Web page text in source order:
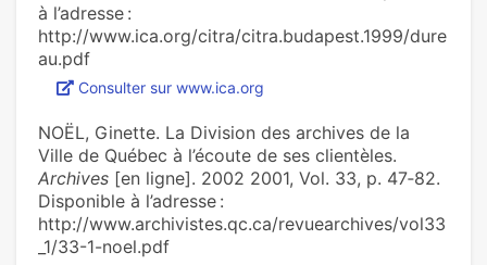
à l’adresse :
http://www.ica.org/citra/citra.budapest.1999/dure
au.pdf
Consulter sur www.ica.org
NOËL, Ginette. La Division des archives de la
Ville de Québec à l’écoute de ses clientèles.
Archives [en ligne]. 2002 2001, Vol. 33, p. 47‑82.
Disponible à l’adresse :
http://www.archivistes.qc.ca/revuearchives/vol33
_1/33-1-noel.pdf